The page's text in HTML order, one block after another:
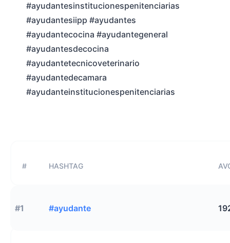
#ayudantesinstitucionespenitenciarias
#ayudantesiipp #ayudantes
#ayudantecocina #ayudantegeneral
#ayudantesdecocina
#ayudantetecnicoveterinario
#ayudantedecamara
#ayudanteinstitucionespenitenciarias
# HASHTAG
#1 #ayudante